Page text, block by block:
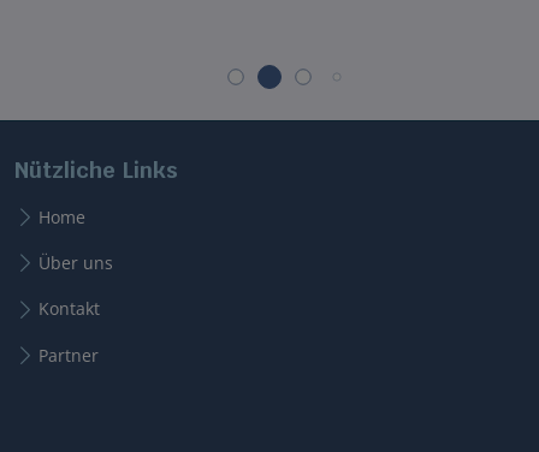
Nützliche Links
Home
Über uns
Kontakt
Partner